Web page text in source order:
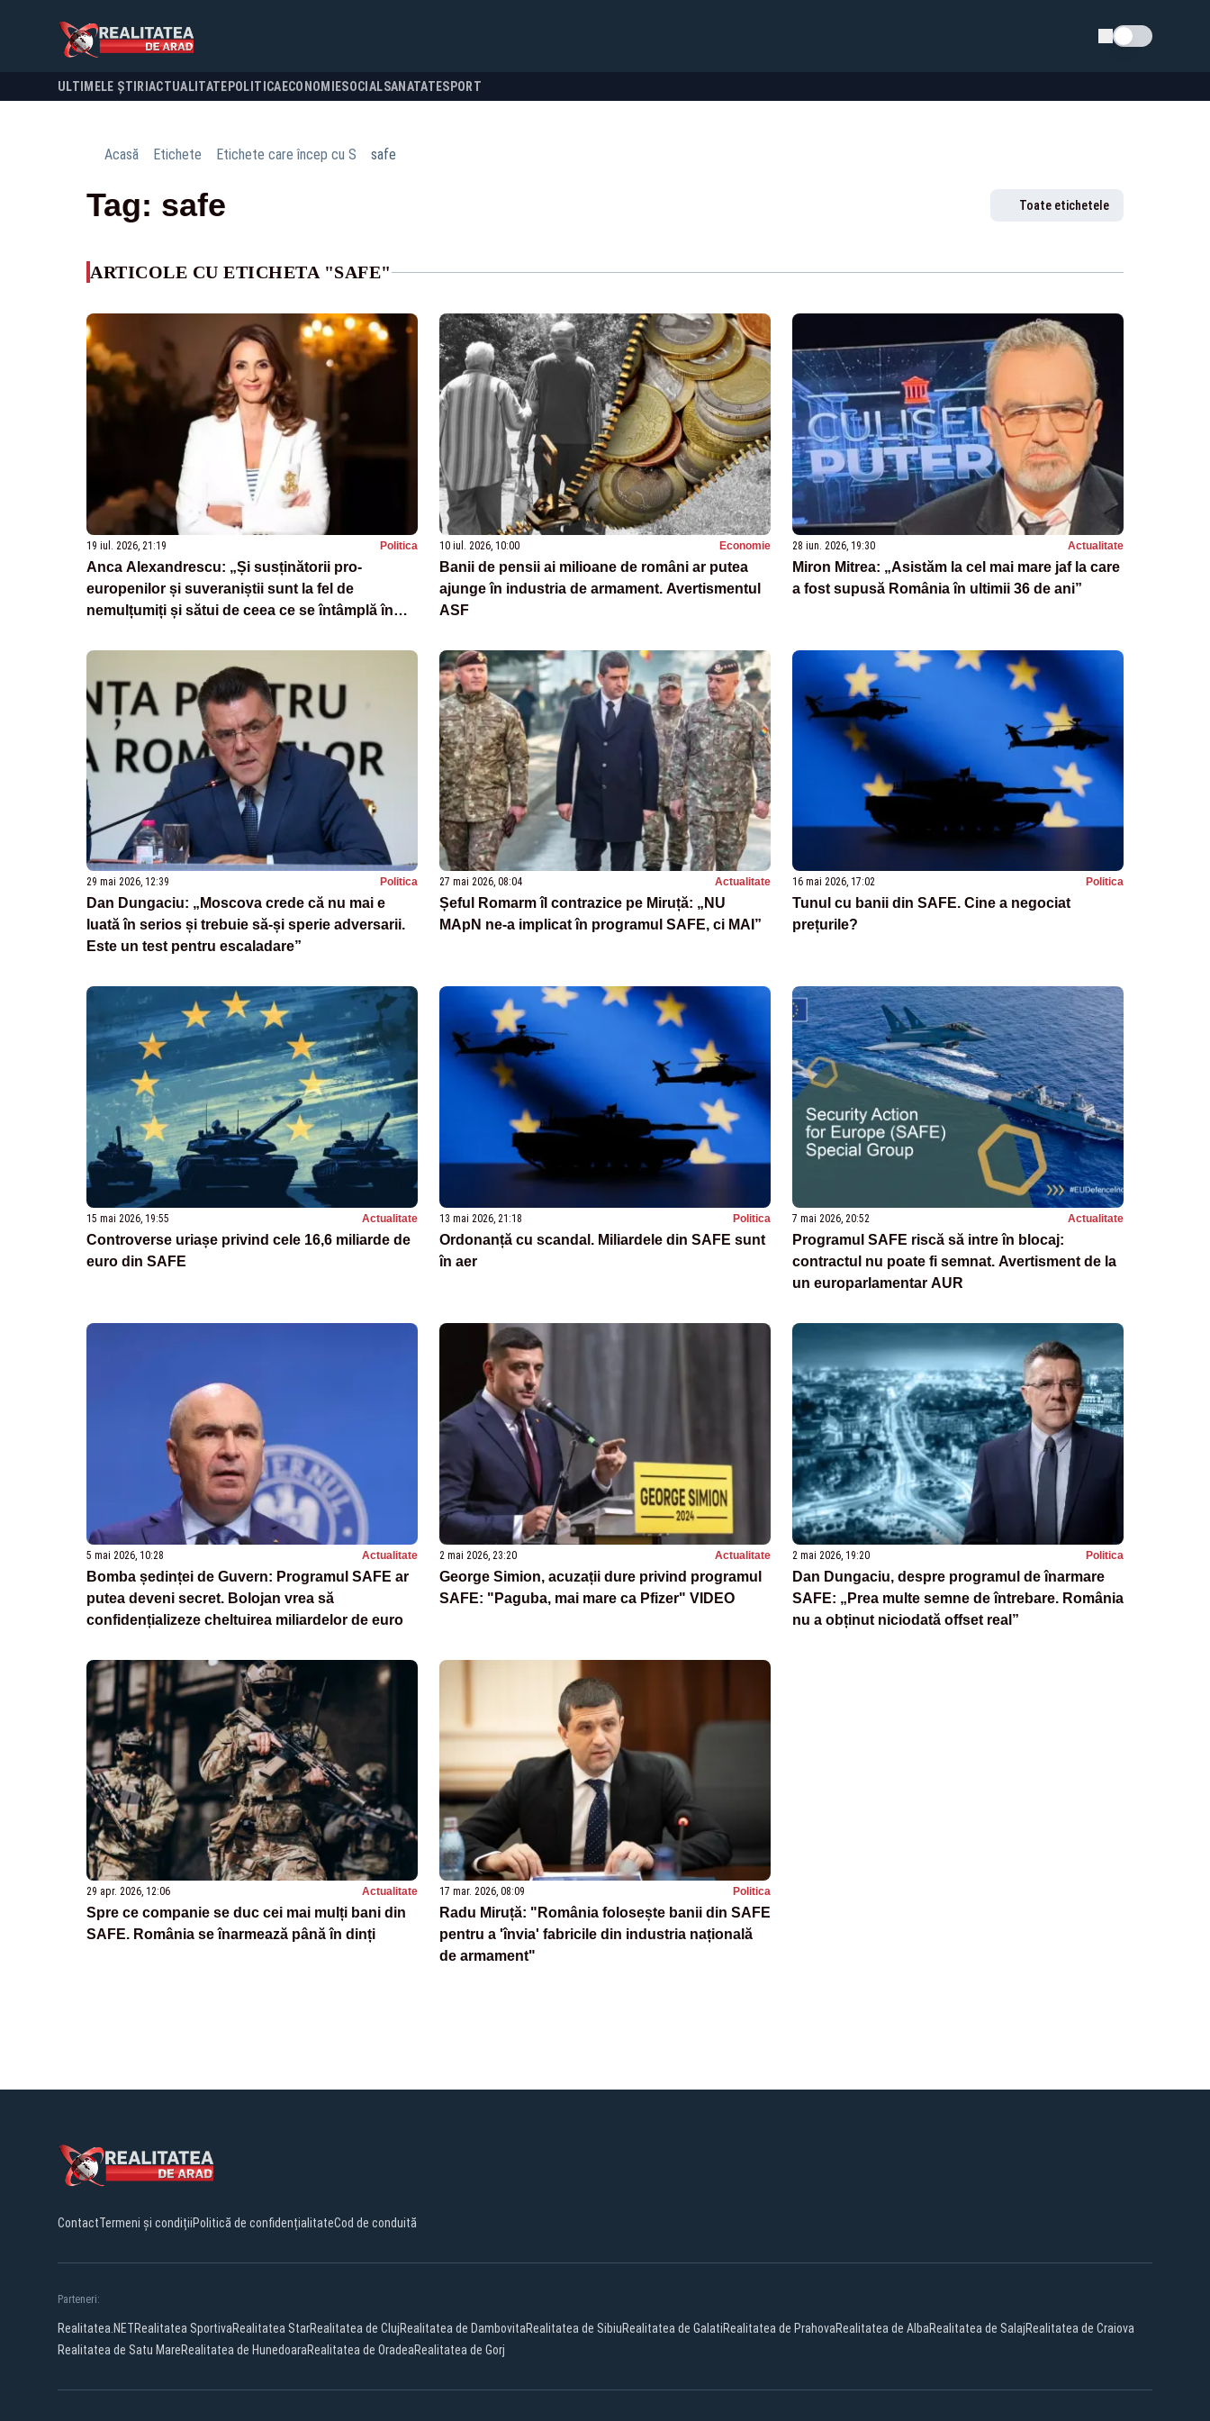
Schimba tema
ULTIMELE ȘTIRI ACTUALITATE POLITICA ECONOMIESOCIALSANATATESPORT
Acasă Etichete Etichete care încep cu S safe
Tag: safe Toate etichetele
ARTICOLE CU ETICHETA "SAFE"
19 iul. 2026, 21:19 Politica
Anca Alexandrescu: „Și susținătorii pro-
europenilor și suveraniștii sunt la fel de
nemulțumiți și sătui de ceea ce se întâmplă în
10 iul. 2026, 10:00 Economie
Banii de pensii ai milioane de români ar putea
ajunge în industria de armament. Avertismentul
ASF
28 iun. 2026, 19:30 Actualitate
Miron Mitrea: „Asistăm la cel mai mare jaf la care
a fost supusă România în ultimii 36 de ani”
29 mai 2026, 12:39 Politica
Dan Dungaciu: „Moscova crede că nu mai e
luată în serios și trebuie să-și sperie adversarii.
Este un test pentru escaladare”
27 mai 2026, 08:04 Actualitate
Șeful Romarm îl contrazice pe Miruță: „NU
MApN ne-a implicat în programul SAFE, ci MAI”
16 mai 2026, 17:02 Politica
Tunul cu banii din SAFE. Cine a negociat
prețurile?
15 mai 2026, 19:55 Actualitate
Controverse uriașe privind cele 16,6 miliarde de
euro din SAFE
13 mai 2026, 21:18 Politica
Ordonanță cu scandal. Miliardele din SAFE sunt
în aer
7 mai 2026, 20:52 Actualitate
Programul SAFE riscă să intre în blocaj:
contractul nu poate fi semnat. Avertisment de la
un europarlamentar AUR
5 mai 2026, 10:28 Actualitate
Bomba ședinței de Guvern: Programul SAFE ar
putea deveni secret. Bolojan vrea să
confidențializeze cheltuirea miliardelor de euro
2 mai 2026, 23:20 Actualitate
George Simion, acuzații dure privind programul
SAFE: "Paguba, mai mare ca Pfizer" VIDEO
2 mai 2026, 19:20 Politica
Dan Dungaciu, despre programul de înarmare
SAFE: „Prea multe semne de întrebare. România
nu a obținut niciodată offset real”
29 apr. 2026, 12:06 Actualitate
Spre ce companie se duc cei mai mulți bani din
SAFE. România se înarmează până în dinți
17 mar. 2026, 08:09 Politica
Radu Miruță: "România folosește banii din SAFE
pentru a 'învia' fabricile din industria națională
de armament"
ContactTermeni și condițiiPolitică de confidențialitateCod de conduită
Parteneri:
Realitatea.NETRealitatea SportivaRealitatea StarRealitatea de ClujRealitatea de DambovitaRealitatea de SibiuRealitatea de GalatiRealitatea de PrahovaRealitatea de AlbaRealitatea de SalajRealitatea de Craiova
Realitatea de Satu MareRealitatea de HunedoaraRealitatea de OradeaRealitatea de Gorj